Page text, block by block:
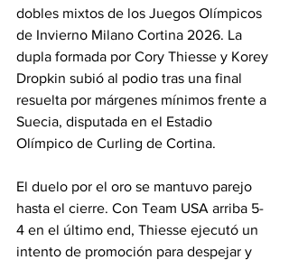
dobles mixtos de los Juegos Olímpicos
de Invierno Milano Cortina 2026. La
dupla formada por Cory Thiesse y Korey
Dropkin subió al podio tras una final
resuelta por márgenes mínimos frente a
Suecia, disputada en el Estadio
Olímpico de Curling de Cortina.
El duelo por el oro se mantuvo parejo
hasta el cierre. Con Team USA arriba 5-
4 en el último end, Thiesse ejecutó un
intento de promoción para despejar y